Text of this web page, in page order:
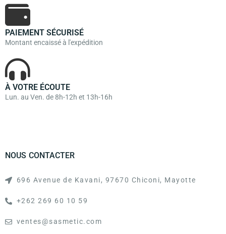
PAIEMENT SÉCURISÉ
Montant encaissé à l'expédition
À VOTRE ÉCOUTE
Lun. au Ven. de 8h-12h et 13h-16h
NOUS CONTACTER
696 Avenue de Kavani, 97670 Chiconi, Mayotte
+262 269 60 10 59
ventes@sasmetic.com